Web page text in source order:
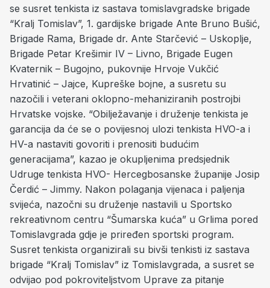
se susret tenkista iz sastava tomislavgradske brigade
“Kralj Tomislav”, 1. gardijske brigade Ante Bruno Bušić,
Brigade Rama, Brigade dr. Ante Starčević – Uskoplje,
Brigade Petar Krešimir IV – Livno, Brigade Eugen
Kvaternik – Bugojno, pukovnije Hrvoje Vukčić
Hrvatinić – Jajce, Kupreške bojne, a susretu su
nazočili i veterani oklopno-mehaniziranih postrojbi
Hrvatske vojske. “Obilježavanje i druženje tenkista je
garancija da će se o povijesnoj ulozi tenkista HVO-a i
HV-a nastaviti govoriti i prenositi budućim
generacijama”, kazao je okupljenima predsjednik
Udruge tenkista HVO- Hercegbosanske županije Josip
Čerdić – Jimmy. Nakon polaganja vijenaca i paljenja
svijeća, nazočni su druženje nastavili u Sportsko
rekreativnom centru “Šumarska kuća” u Grlima pored
Tomislavgrada gdje je priređen sportski program.
Susret tenkista organizirali su bivši tenkisti iz sastava
brigade “Kralj Tomislav” iz Tomislavgrada, a susret se
odvijao pod pokroviteljstvom Uprave za pitanje